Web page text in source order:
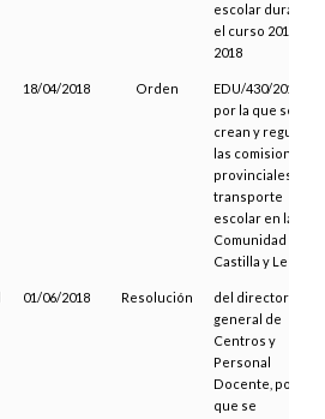
escolar durante
el curso 2017-
2018
18/04/2018 Orden
EDU/430/2018,
por la que se
crean y regulan
las comisiones
provinciales de
transporte
escolar en la
Comunidad de
Castilla y León
01/06/2018 Resolución
del director
general de
Centros y
Personal
Docente, por la
que se